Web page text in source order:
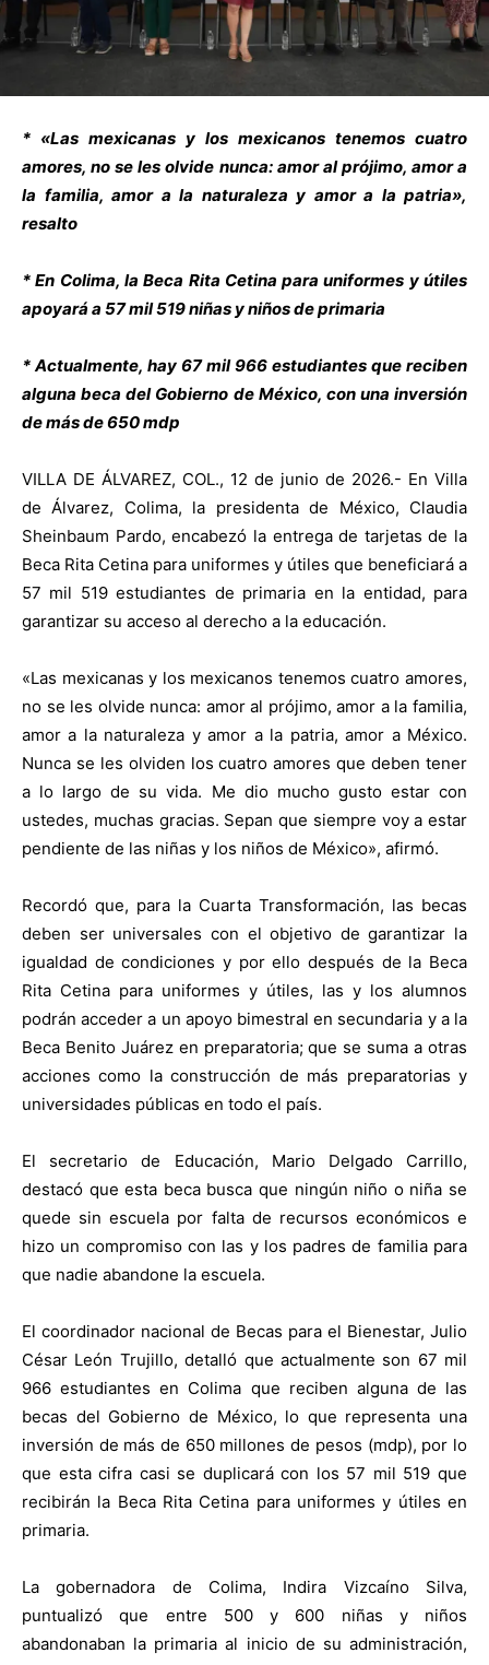
* «Las mexicanas y los mexicanos tenemos cuatro
amores, no se les olvide nunca: amor al prójimo, amor a
la familia, amor a la naturaleza y amor a la patria»,
resalto
* En Colima, la Beca Rita Cetina para uniformes y útiles
apoyará a 57 mil 519 niñas y niños de primaria
* Actualmente, hay 67 mil 966 estudiantes que reciben
alguna beca del Gobierno de México, con una inversión
de más de 650 mdp
VILLA DE ÁLVAREZ, COL., 12 de junio de 2026.- En Villa
de Álvarez, Colima, la presidenta de México, Claudia
Sheinbaum Pardo, encabezó la entrega de tarjetas de la
Beca Rita Cetina para uniformes y útiles que beneficiará a
57 mil 519 estudiantes de primaria en la entidad, para
garantizar su acceso al derecho a la educación.
«Las mexicanas y los mexicanos tenemos cuatro amores,
no se les olvide nunca: amor al prójimo, amor a la familia,
amor a la naturaleza y amor a la patria, amor a México.
Nunca se les olviden los cuatro amores que deben tener
a lo largo de su vida. Me dio mucho gusto estar con
ustedes, muchas gracias. Sepan que siempre voy a estar
pendiente de las niñas y los niños de México», afirmó.
Recordó que, para la Cuarta Transformación, las becas
deben ser universales con el objetivo de garantizar la
igualdad de condiciones y por ello después de la Beca
Rita Cetina para uniformes y útiles, las y los alumnos
podrán acceder a un apoyo bimestral en secundaria y a la
Beca Benito Juárez en preparatoria; que se suma a otras
acciones como la construcción de más preparatorias y
universidades públicas en todo el país.
El secretario de Educación, Mario Delgado Carrillo,
destacó que esta beca busca que ningún niño o niña se
quede sin escuela por falta de recursos económicos e
hizo un compromiso con las y los padres de familia para
que nadie abandone la escuela.
El coordinador nacional de Becas para el Bienestar, Julio
César León Trujillo, detalló que actualmente son 67 mil
966 estudiantes en Colima que reciben alguna de las
becas del Gobierno de México, lo que representa una
inversión de más de 650 millones de pesos (mdp), por lo
que esta cifra casi se duplicará con los 57 mil 519 que
recibirán la Beca Rita Cetina para uniformes y útiles en
primaria.
La gobernadora de Colima, Indira Vizcaíno Silva,
puntualizó que entre 500 y 600 niñas y niños
abandonaban la primaria al inicio de su administración,